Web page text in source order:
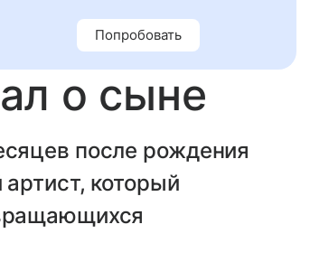
о сыне
после рождения
который
Попробовать